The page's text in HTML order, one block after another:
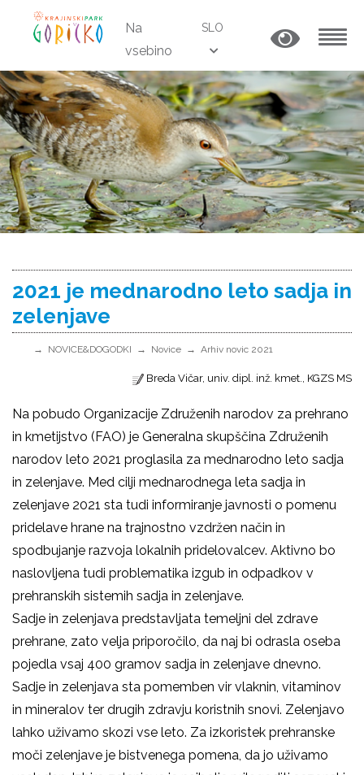
Na
vsebino
SLO
2021 je mednarodno leto sadja in
zelenjave
NOVICE&DOGODKI Novice Arhiv novic 2021
Breda Vičar, univ. dipl. inž. kmet., KGZS MS
Na pobudo Organizacije Združenih narodov za prehrano
in kmetijstvo (FAO) je Generalna skupščina Združenih
narodov leto 2021 proglasila za mednarodno leto sadja
in zelenjave. Med cilji mednarodnega leta sadja in
zelenjave 2021 sta tudi informiranje javnosti o pomenu
pridelave hrane na trajnostno vzdržen način in
spodbujanje razvoja lokalnih pridelovalcev. Aktivno bo
naslovljena tudi problematika izgub in odpadkov v
prehranskih sistemih sadja in zelenjave.
Sadje in zelenjava predstavljata temeljni del zdrave
prehrane, zato velja priporočilo, da naj bi odrasla oseba
pojedla vsaj 400 gramov sadja in zelenjave dnevno.
Sadje in zelenjava sta pomemben vir vlaknin, vitaminov
in mineralov ter drugih zdravju koristnih snovi. Zelenjavo
lahko uživamo skozi vse leto. Za izkoristek prehranske
moči zelenjave je bistvenega pomena, da jo uživamo